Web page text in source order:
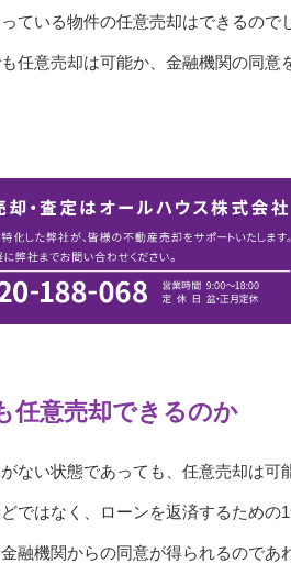
ている物件の任意売却はできるので
任意売却は可能か、金融機関の同
任意売却できるのか
ない状態であっても、任意売却は可
ではなく、ローンを返済するための1
融機関からの同意が得られるのであ